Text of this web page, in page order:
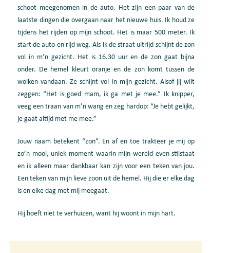
schoot meegenomen in de auto. Het zijn een paar van de
laatste dingen die overgaan naar het nieuwe huis. Ik houdze
tijdens het rijden op mijn schoot. Het is maar 500 meter. Ik
start de auto en rijd weg. Als ik de straat uitrijd schijnt de zon
vol in m’n gezicht. Het is16.30 uur en de zon gaat bijna
onder. De hemel kleurt oranje en de zon komt tussen de
wolken vandaan. Ze schijnt vol in mijn gezicht. Alsof jij wilt
zeggen: “Het is goed mam, ik ga met je mee.” Ik knipper,
veeg een traan van m’n wang en zeg hardop: “Je hebt gelijkt,
je gaat altijd met me mee.”
Jouw naam betekent “zon”. En af en toe trakteer je mij op
zo’n mooi, uniek moment waarinmijn wereld even stilstaat
en ik alleen maar dankbaar kan zijn voor een teken van jou.
Een teken van mijn lieve zoon uit de hemel. Hij die er elke dag
is en elke dag met mij meegaat.
Hij hoeft niet te verhuizen, want hij woont in mijn hart.